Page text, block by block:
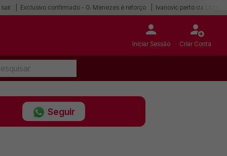
Exclusivo confirmado - G. Menezes é reforço Ivanovic perto da Lazio
Iniciar Sessão Criar Conta
Seguir